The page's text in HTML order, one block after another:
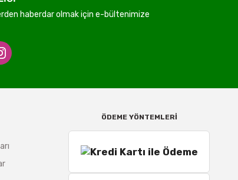
haberdar olmak için e-bültenimize
ÖDEME YÖNTEMLERİ